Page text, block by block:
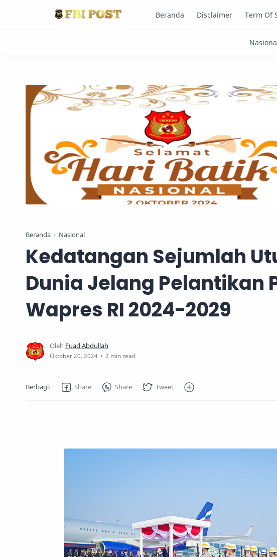
Beranda Disclaimer Term Of
Beranda Nasional
Kedatangan Sejumlah
Dunia Jelang Pelantikan
Wapres RI 2024-2029
2 min read